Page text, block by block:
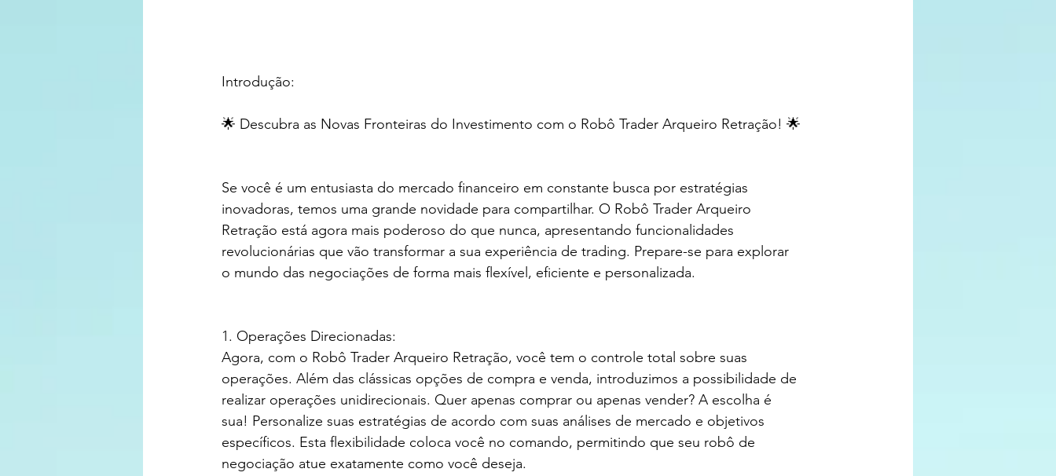
Introdução:
🌟 Descubra as Novas Fronteiras do Investimento com o Robô Trader Arqueiro Retração! 🌟
Se você é um entusiasta do mercado financeiro em constante busca por estratégias
inovadoras, temos uma grande novidade para compartilhar. O Robô Trader Arqueiro
Retração está agora mais poderoso do que nunca, apresentando funcionalidades
revolucionárias que vão transformar a sua experiência de trading. Prepare-se para explorar
o mundo das negociações de forma mais flexível, eficiente e personalizada.
1. Operações Direcionadas:
Agora, com o Robô Trader Arqueiro Retração, você tem o controle total sobre suas
operações. Além das clássicas opções de compra e venda, introduzimos a possibilidade de
realizar operações unidirecionais. Quer apenas comprar ou apenas vender? A escolha é
sua! Personalize suas estratégias de acordo com suas análises de mercado e objetivos
específicos. Esta flexibilidade coloca você no comando, permitindo que seu robô de
negociação atue exatamente como você deseja.